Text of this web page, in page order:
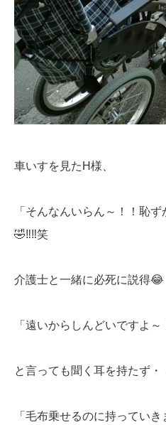
車いすを見たH様、
「そんなんいらん～！！恥
🤣‼️‼️笑
介護士と一緒に必死に説得😂
「遠いからしんどいですよ～
と言っても聞く耳を持たず・
「毛布乗せるのに持ってい